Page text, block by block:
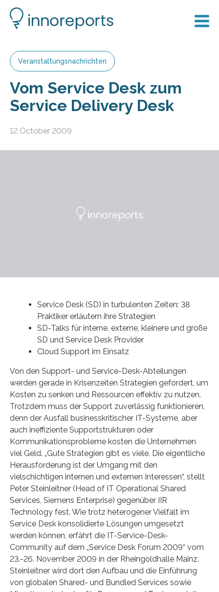
Veranstaltungsnachrichten
Vom Service Desk zum
Service Delivery Desk
12 October 2009
Service Desk (SD) in turbulenten Zeiten: 38
Praktiker erläutern ihre Strategien
SD-Talks für interne, externe, kleinere und große
SD und Service Desk Provider
Cloud Support im Einsatz
Von den Support- und Service-Desk-Abteilungen
werden gerade in Krisenzeiten Strategien gefordert, um
Kosten zu senken und Ressourcen effektiv zu nutzen.
Trotzdem muss der Support zuverlässig funktionieren,
denn der Ausfall businesskritischer IT-Systeme, aber
auch ineffiziente Supportstrukturen oder
Kommunikationsprobleme kosten die Unternehmen
viel Geld. „Gute Strategien gibt es viele. Die eigentliche
Herausforderung ist der Umgang mit den
vielschichtigen internen und externen Interessen“, stellt
Peter Steinleitner (Head of IT Operational Shared
Services, Siemens Enterprise) gegenüber IIR
Technology fest. Wie trotz heterogener Vielfalt im
Service Desk konsolidierte Lösungen umgesetzt
werden können, erfährt die IT-Service-Desk-
Community auf dem „Service Desk Forum 2009“ vom
23.-26. November 2009 in der Rheingoldhalle Mainz.
Steinleitner wird dort den Aufbau und die Einführung
von globalen Shared- und Bundled Services sowie